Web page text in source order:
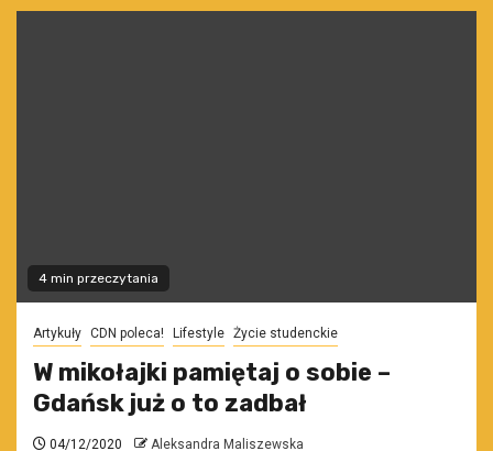
4 min przeczytania
Artykuły CDN poleca! Lifestyle Życie studenckie
W mikołajki pamiętaj o sobie –
Gdańsk już o to zadbał
04/12/2020 Aleksandra Maliszewska